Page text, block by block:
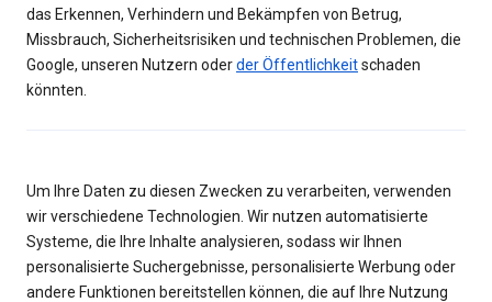
das Erkennen, Verhindern und Bekämpfen von Betrug,
Missbrauch, Sicherheitsrisiken und technischen Problemen, die
Google, unseren Nutzern oderder Öffentlichkeitschaden
könnten.
Um Ihre Daten zu diesen Zwecken zu verarbeiten, verwenden
wir verschiedene Technologien. Wir nutzen automatisierte
Systeme, die Ihre Inhalte analysieren, sodass wir Ihnen
personalisierte Suchergebnisse, personalisierte Werbung oder
andere Funktionen bereitstellen können, die auf Ihre Nutzung